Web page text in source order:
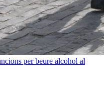
per beure alcohol al